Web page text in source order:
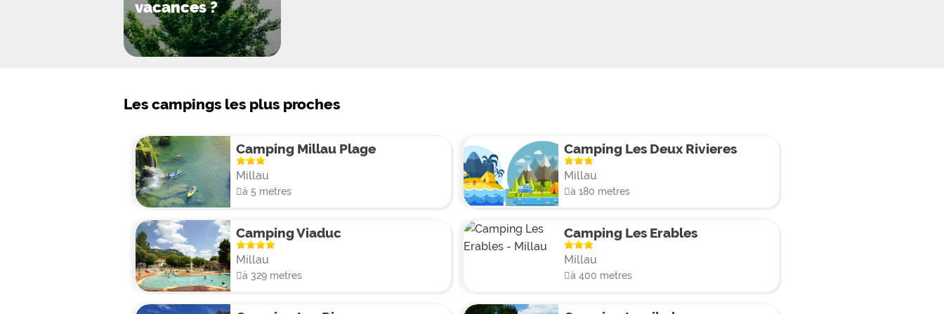
vacances ?
Les campings les plus proches
Camping Millau Plage
Millau
à 5 metres
Camping Les Deux Rivieres
Millau
à 180 metres
Camping Viaduc
Millau
à 329 metres
Camping Les Erables
Millau
à 400 metres